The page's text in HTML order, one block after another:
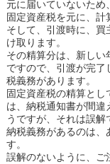
元に届いていないた
固定資産税を元に、計
そして、引渡時に、
け取ります。
その精算分は、新しい
ですので、引渡が完
税義務があります。
固定資産税の精算と
は、納税通知書が間違
うですが、それは誤解
納税義務があるのは、
す。
誤解のないように、ご